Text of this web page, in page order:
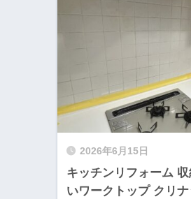
2026年6月15日
キッチンリフォーム
いワークトップ クリ